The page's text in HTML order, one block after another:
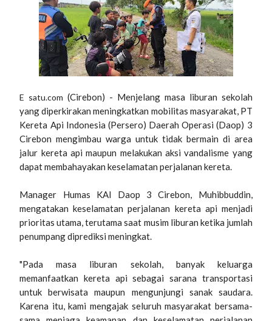
E satu.com(Cirebon) - Menjelang masa liburan sekolah
yang diperkirakan meningkatkan mobilitas masyarakat, PT
Kereta Api Indonesia (Persero) Daerah Operasi (Daop) 3
Cirebon mengimbau warga untuk tidak bermain di area
jalur kereta api maupun melakukan aksi vandalisme yang
dapat membahayakan keselamatan perjalanan kereta.
Manager Humas KAI Daop 3 Cirebon, Muhibbuddin,
mengatakan keselamatan perjalanan kereta api menjadi
prioritas utama, terutama saat musim liburan ketika jumlah
penumpang diprediksi meningkat.
"Pada masa liburan sekolah, banyak keluarga
memanfaatkan kereta api sebagai sarana transportasi
untuk berwisata maupun mengunjungi sanak saudara.
Karena itu, kami mengajak seluruh masyarakat bersama-